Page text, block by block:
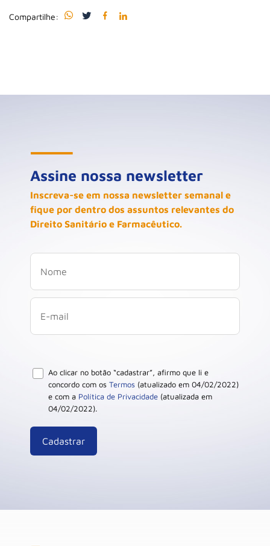
Compartilhe:
Assine nossa newsletter
Inscreva-se em nossa newsletter semanal e
fique por dentro dos assuntos relevantes do
Direito Sanitário e Farmacêutico.
Ao clicar no botão “cadastrar”, afirmo que li e
concordo com os Termos (atualizado em 04/02/2022)
e com a Política de Privacidade (atualizada em
04/02/2022).